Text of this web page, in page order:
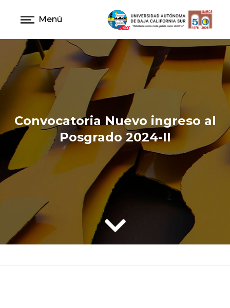
Menú
Convocatoria Nuevo ingreso al
Posgrado 2024-II